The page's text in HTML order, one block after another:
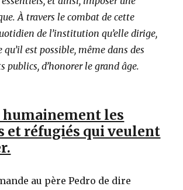
À travers le combat de cette
de l’institution qu’elle dirige,
est possible, même dans des
publics, d’honorer le grand âge.
les
et réfugiés qui veulent
au père Pedro de dire